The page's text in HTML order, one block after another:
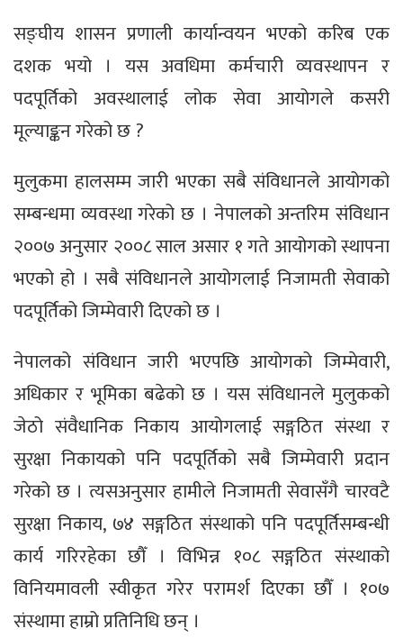
सङ्घीय शासन प्रणाली कार्यान्वयन भएको करिब एक
दशक भयो । यस अवधिमा कर्मचारी व्यवस्थापन र
पदपूर्तिको अवस्थालाई लोक सेवा आयोगले कसरी
मूल्याङ्कन गरेको छ ?
मुलुकमा हालसम्म जारी भएका सबै संविधानले आयोगको
सम्बन्धमा व्यवस्था गरेको छ । नेपालको अन्तरिम संविधान
२००७ अनुसार २००८ साल असार १ गते आयोगको स्थापना
भएको हो । सबै संविधानले आयोगलाई निजामती सेवाको
पदपूर्तिको जिम्मेवारी दिएको छ ।
नेपालको संविधान जारी भएपछि आयोगको जिम्मेवारी,
अधिकार र भूमिका बढेको छ । यस संविधानले मुलुकको
जेठो संवैधानिक निकाय आयोगलाई सङ्गठित संस्था र
सुरक्षा निकायको पनि पदपूर्तिको सबै जिम्मेवारी प्रदान
गरेको छ । त्यसअनुसार हामीले निजामती सेवासँगै चारवटै
सुरक्षा निकाय, ७४ सङ्गठित संस्थाको पनि पदपूर्तिसम्बन्धी
कार्य गरिरहेका छौँ । विभिन्न १०८ सङ्गठित संस्थाको
विनियमावली स्वीकृत गरेर परामर्श दिएका छौँ । १०७
संस्थामा हाम्रो प्रतिनिधि छन् ।